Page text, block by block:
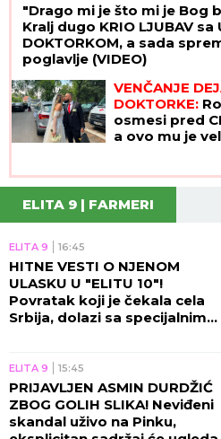
"Drago mi je što mi je Bog
Kralj dugo KRIO LJUBAV sa
DOKTORKOM, a sada
poglavlje (VIDEO)
VENČANJE
DOKTORKE:
osmesi pred
a ovo mu je
ELITA 9 | FARMERI
ELITA 9 16:45
HITNE VESTI O NJENOM
ULASKU U "ELITU 10"!
Povratak koji je čekala cela
Srbija, dolazi sa specijalnim
ELITA 9 15:45
PRIJAVLJEN ASMIN DURDŽIĆ
ZBOG GOLIH SLIKA! Neviđeni
skandal uživo na Pinku,